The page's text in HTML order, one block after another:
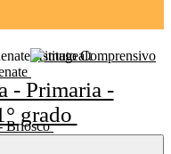
Istituto Comprensivo
- Primaria -
grado
Briosco